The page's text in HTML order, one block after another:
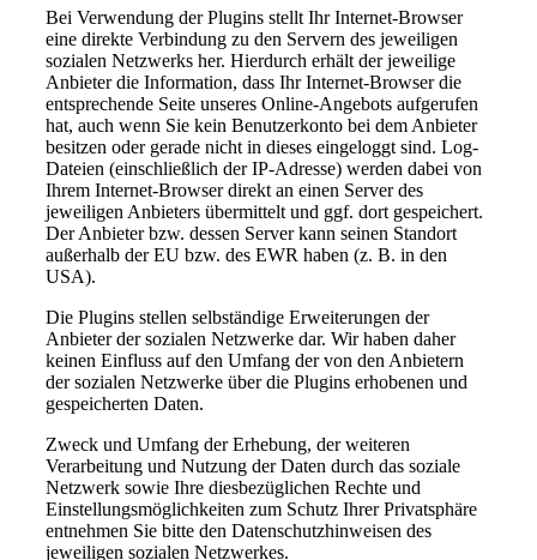
Bei Verwendung der Plugins stellt Ihr Internet-Browser
eine direkte Verbindung zu den Servern des jeweiligen
sozialen Netzwerks her. Hierdurch erhält der jeweilige
Anbieter die Information, dass Ihr Internet-Browser die
entsprechende Seite unseres Online-Angebots aufgerufen
hat, auch wenn Sie kein Benutzerkonto bei dem Anbieter
besitzen oder gerade nicht in dieses eingeloggt sind. Log-
Dateien (einschließlich der IP-Adresse) werden dabei von
Ihrem Internet-Browser direkt an einen Server des
jeweiligen Anbieters übermittelt und ggf. dort gespeichert.
Der Anbieter bzw. dessen Server kann seinen Standort
außerhalb der EU bzw. des EWR haben (z. B. in den
USA).
Die Plugins stellen selbständige Erweiterungen der
Anbieter der sozialen Netzwerke dar. Wir haben daher
keinen Einfluss auf den Umfang der von den Anbietern
der sozialen Netzwerke über die Plugins erhobenen und
gespeicherten Daten.
Zweck und Umfang der Erhebung, der weiteren
Verarbeitung und Nutzung der Daten durch das soziale
Netzwerk sowie Ihre diesbezüglichen Rechte und
Einstellungsmöglichkeiten zum Schutz Ihrer Privatsphäre
entnehmen Sie bitte den Datenschutzhinweisen des
jeweiligen sozialen Netzwerkes.